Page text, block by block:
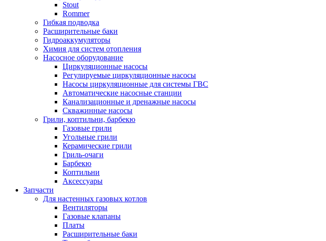
Stout
Rommer
Гибкая подводка
Расширительные баки
Гидроаккумуляторы
Химия для систем отопления
Насосное оборудование
Циркуляционные насосы
Регулируемые циркуляционные насосы
Насосы циркуляционные для системы ГВС
Автоматические насосные станции
Канализационные и дренажные насосы
Скважинные насосы
Грили, коптильни, барбекю
Газовые грили
Угольные грили
Керамические грили
Гриль-очаги
Барбекю
Коптильни
Аксессуары
Запчасти
Для настенных газовых котлов
Вентиляторы
Газовые клапаны
Платы
Расширительные баки